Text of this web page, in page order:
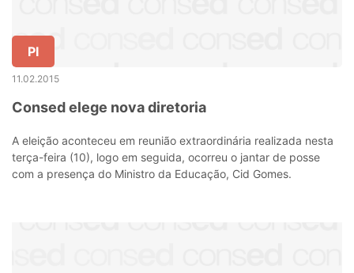
PI
11.02.2015
Consed elege nova diretoria
A eleição aconteceu em reunião extraordinária realizada nesta
terça-feira (10), logo em seguida, ocorreu o jantar de posse
com a presença do Ministro da Educação, Cid Gomes.